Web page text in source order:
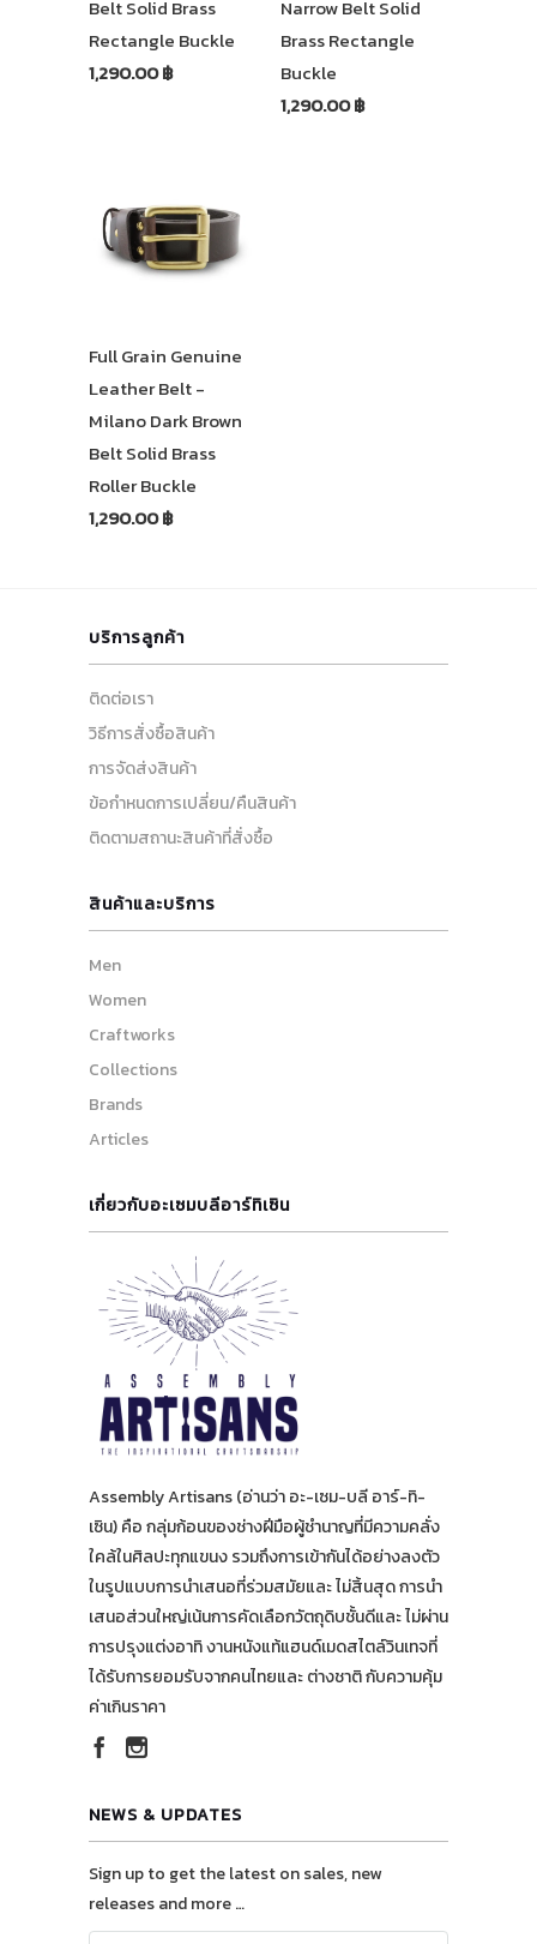
Belt Solid Brass
Rectangle Buckle
1,290.00 ฿
Narrow Belt Solid
Brass Rectangle
Buckle
1,290.00 ฿
Full Grain Genuine
Leather Belt -
Milano Dark Brown
Belt Solid Brass
Roller Buckle
1,290.00 ฿
บริการลูกค้า
ติดต่อเรา
วิธีการสั่งซื้อสินค้า
การจัดส่งสินค้า
ข้อกำหนดการเปลี่ยน/คืนสินค้า
ติดตามสถานะสินค้าที่สั่งซื้อ
สินค้าและบริการ
Men
Women
Craftworks
Collections
Brands
Articles
เกี่ยวกับอะเซมบลีอาร์ทิเซิน
Assembly Artisans (อ่านว่า อะ-เซม-บลี อาร์-ทิ-
เซิน) คือ กลุ่มก้อนของช่างฝีมือผู้ชำนาญที่มีความคลั่ง
ใคล้ในศิลปะทุกแขนง รวมถึงการเข้ากันได้อย่างลงตัว
ในรูปแบบการนำเสนอที่ร่วมสมัยและ ไม่สิ้นสุด การนำ
เสนอส่วนใหญ่เน้นการคัดเลือกวัตถุดิบชั้นดีและ ไม่ผ่าน
การปรุงแต่งอาทิ งานหนังแท้แฮนด์เมดสไตล์วินเทจที่
ได้รับการยอมรับจากคนไทยและ ต่างชาติ กับความคุ้ม
ค่าเกินราคา
NEWS & UPDATES
Sign up to get the latest on sales, new
releases and more …